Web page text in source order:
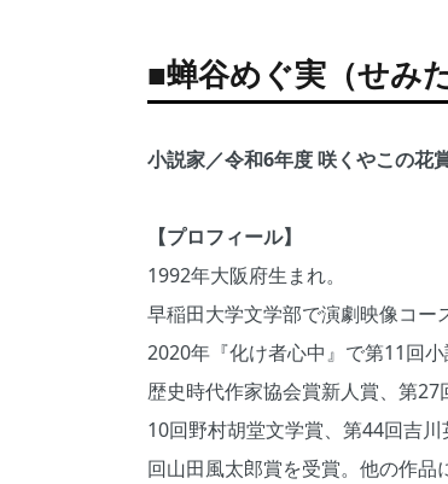
■蝉谷めぐ実（せみ
小説家／令和6年度 咲くやこの花
【プロフィール】
1992年大阪府生まれ。
早稲田大学文学部で演劇映像コー
2020年『化け者心中』で第11回
歴史時代作家協会賞新人賞、第
10回野村胡堂文学賞、第44回吉
回山田風太郎賞を受賞。他の作品